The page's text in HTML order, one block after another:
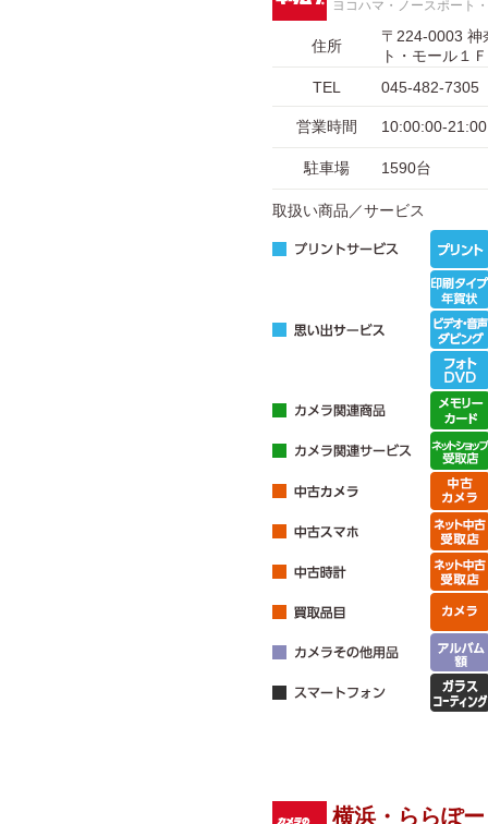
ヨコハマ・ノースポート
住所
〒224-0003 神
ト・モール１Ｆ
TEL
045-482-7305
営業時間 10:00:00-
駐車場 1590台
取扱い商品／サービス
横浜・ららぽ